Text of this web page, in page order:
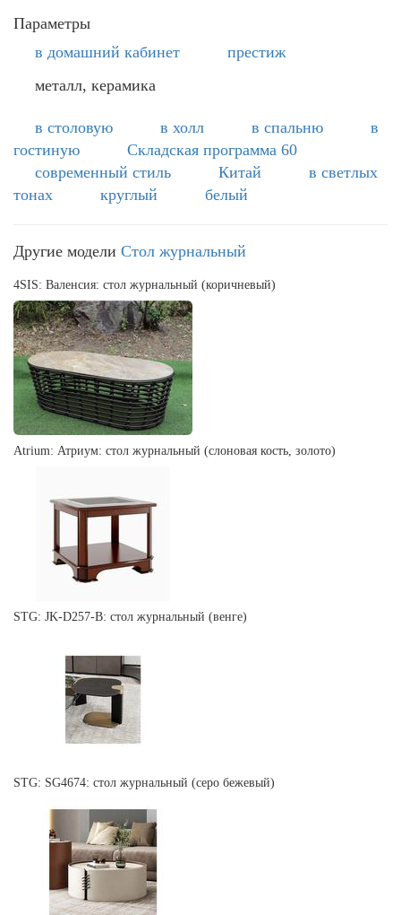
Параметры
в домашний кабинет
престиж
металл, керамика
в столовую в холл в спальню
в
гостиную
Складская программа 60
современный стиль
Китай
в светлых
тонах
круглый белый
Другие модели Стол журнальный
4SIS: Валенсия: стол журнальный (коричневый)
Atrium: Атриум: стол журнальный (слоновая кость, золото)
STG: JK-D257-B: стол журнальный (венге)
STG: SG4674: стол журнальный (серо бежевый)